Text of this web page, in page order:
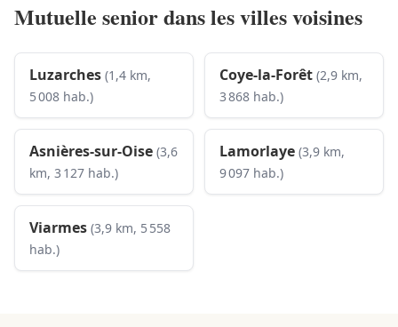
Mutuelle senior dans les villes voisines
Luzarches (1,4 km,
5 008 hab.)
Coye-la-Forêt (2,9 km,
3 868 hab.)
Asnières-sur-Oise (3,6
km, 3 127 hab.)
Lamorlaye (3,9 km,
9 097 hab.)
Viarmes (3,9 km, 5 558
hab.)